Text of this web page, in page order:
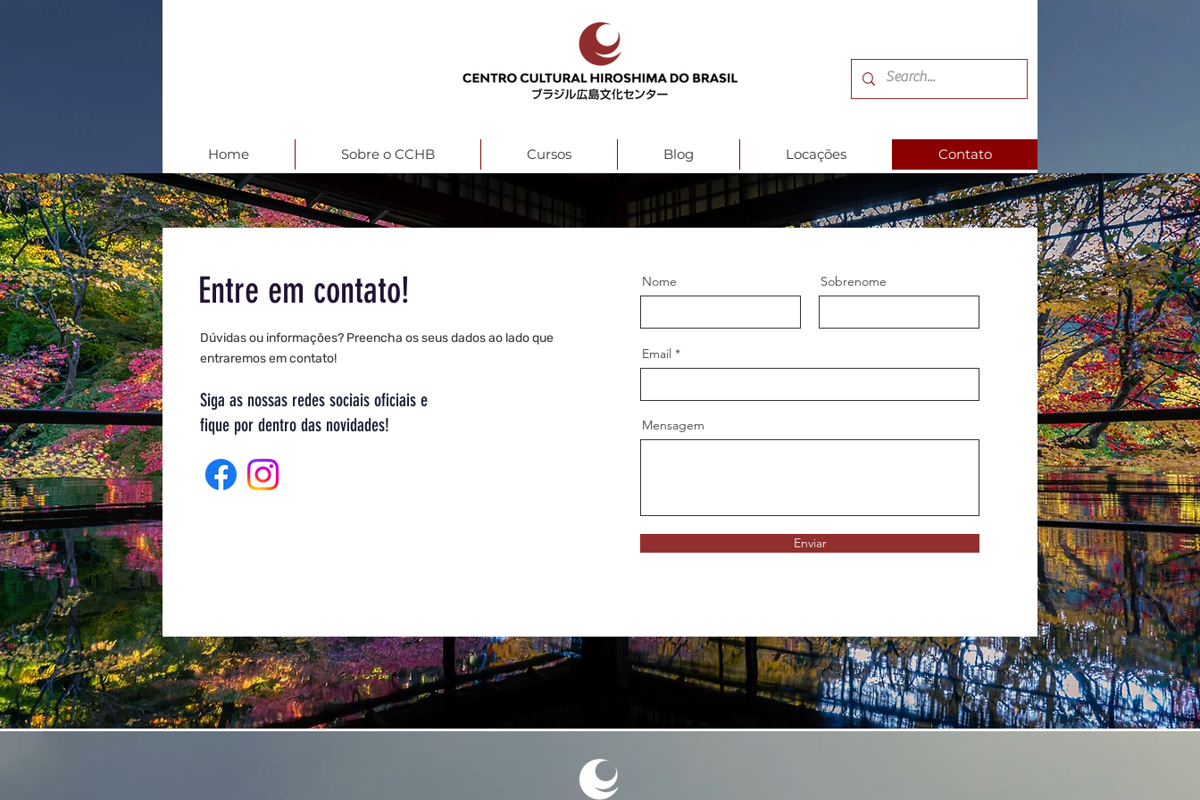
Home Sobre o CCHB Cursos Blog Locações Contato
Entre em contato!
Dúvidas ou informações? Preencha os seus dados ao lado que
entraremos em contato!
Siga as nossas redes sociais oficiais e
fique por dentro das novidades!
Nome Sobrenome
Email
Mensagem
Enviar